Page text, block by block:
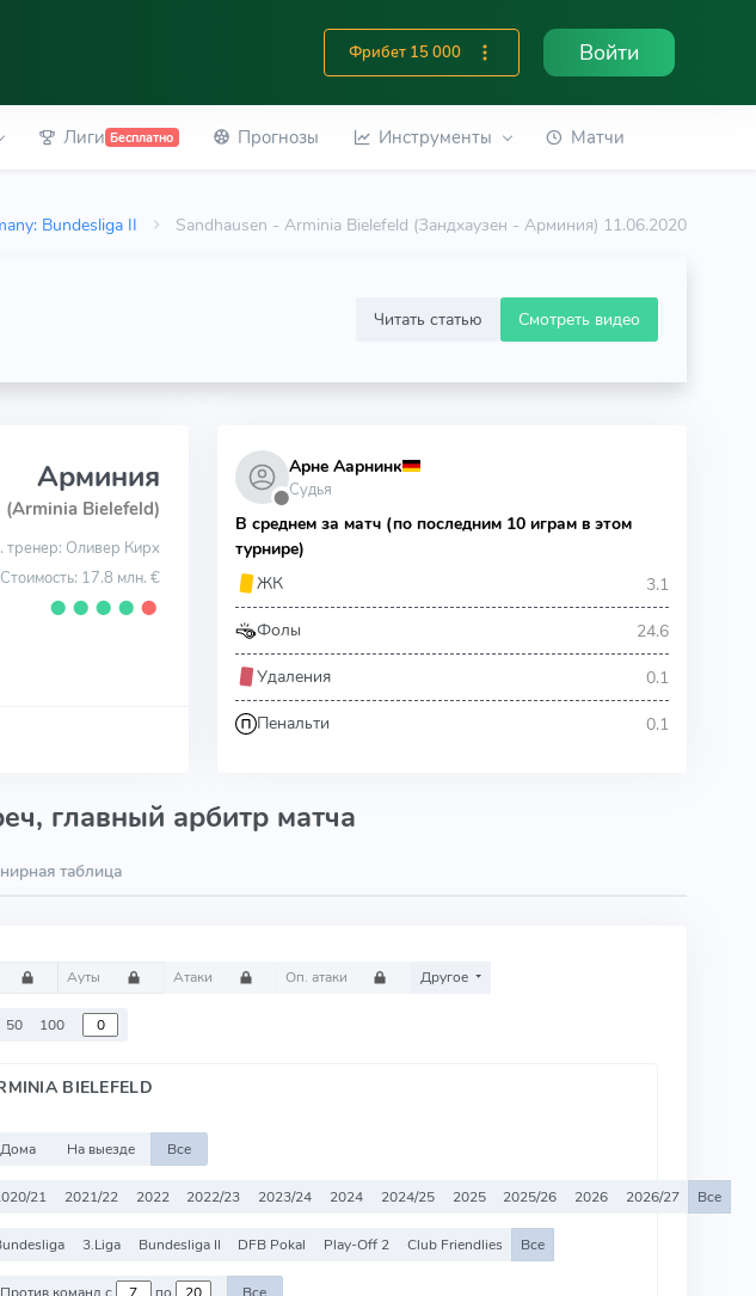
Фрибет 15 000 Войти
Лиги Бесплатно Прогнозы Инструменты Матчи
Bundesliga II Sandhausen - Arminia Bielefeld (Зандхаузен - Арминия) 11.06.2020
Читать статью Смотреть видео
Арминия
(Arminia Bielefeld)
тренер: Оливер Кирх
Стоимость: 17.8 млн. €
⬤ ⬤ ⬤ ⬤ ⬤
⬤
Арне Аарнинк
Судья
В среднем за матч (по последним 10 играм в этом
турнире)
ЖК
3.1
Фолы 24.6
Удаления 0.1
Пенальти 0.1
главный арбитр матча
таблица
Ауты Атаки Оп. атаки Другое
50 100
BIELEFELD
Дома На выезде Все
21 2021/22 2022 2022/23 2023/24 2024 2024/25 2025 2025/26 2026 2026/27 Все
3.Liga Bundesliga II DFB Pokal Play-Off 2 Club Friendlies Все
Против команд с по Все